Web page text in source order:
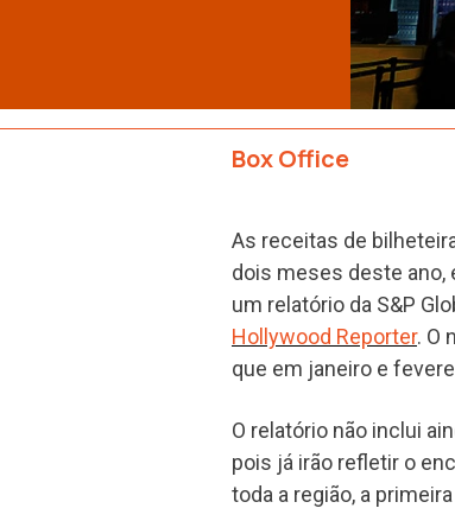
Box Office
As receitas de
dois meses deste ano,
um relatório da S&P
Hollywood Reporter. O
que em janeiro e
O relatório não inclui
pois já irão refletir o
toda a região, a